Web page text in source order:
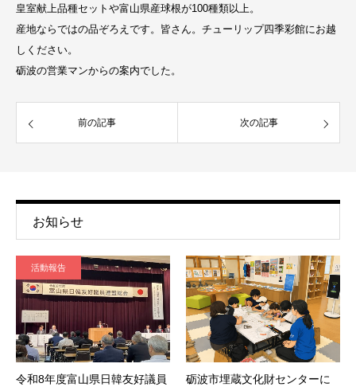
皇室献上品種セットや富山県産球根が100種類以上。
産地ならではの品ぞろえです。皆さん。チューリップ四季彩館にお越
しください。
砺波の営業マンからの案内でした。
前の記事 次の記事
お知らせ
活動報告
令和8年度富山県日韓友好議員
砺波市埋蔵文化財センターに